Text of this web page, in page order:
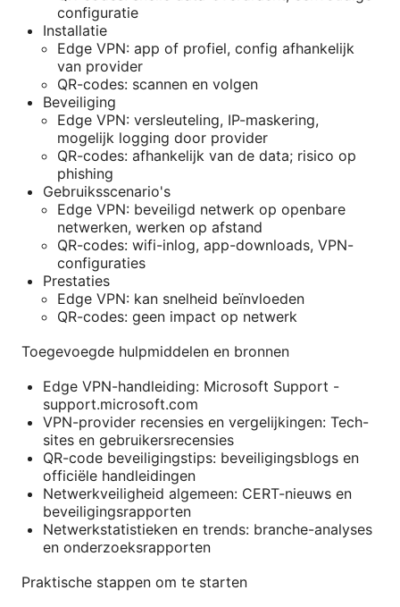
configuratie
Installatie
Edge VPN: app of profiel, config afhankelijk
van provider
QR-codes: scannen en volgen
Beveiliging
Edge VPN: versleuteling, IP-maskering,
mogelijk logging door provider
QR-codes: afhankelijk van de data; risico op
phishing
Gebruiksscenario's
Edge VPN: beveiligd netwerk op openbare
netwerken, werken op afstand
QR-codes: wifi-inlog, app-downloads, VPN-
configuraties
Prestaties
Edge VPN: kan snelheid beïnvloeden
QR-codes: geen impact op netwerk
Toegevoegde hulpmiddelen en bronnen
Edge VPN-handleiding: Microsoft Support -
support.microsoft.com
VPN-provider recensies en vergelijkingen: Tech-
sites en gebruikersrecensies
QR-code beveiligingstips: beveiligingsblogs en
officiële handleidingen
Netwerkveiligheid algemeen: CERT-nieuws en
beveiligingsrapporten
Netwerkstatistieken en trends: branche-analyses
en onderzoeksrapporten
Praktische stappen om te starten